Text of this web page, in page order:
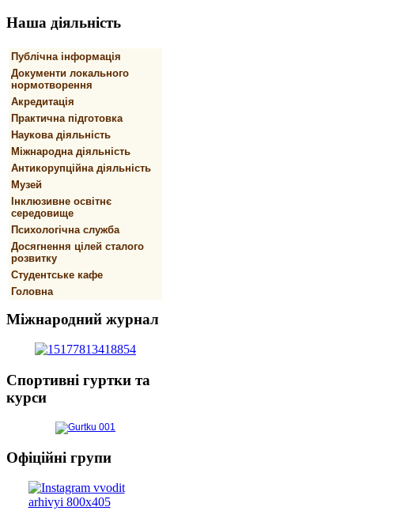
Наша діяльність
Публічна інформація
Документи локального
нормотворення
Акредитація
Практична підготовка
Наукова діяльність
Міжнародна діяльність
Антикорупційна діяльність
Музей
Інклюзивне освітнє
середовище
Психологічна служба
Досягнення цілей сталого
розвитку
Студентське кафе
Головна
Міжнародний журнал
Спортивнi гуртки та
курси
Офіційні групи